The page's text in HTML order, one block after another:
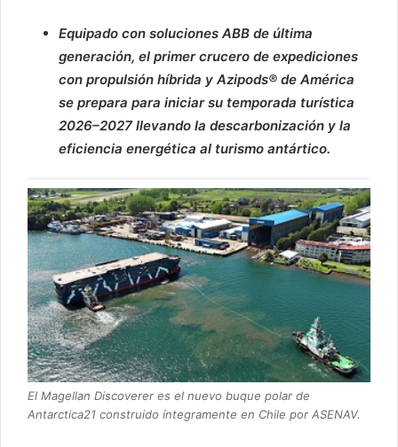
Equipado con soluciones ABB de última
generación, el primer crucero de expediciones
con propulsión híbrida y Azipods® de América
se prepara para iniciar su temporada turística
2026–2027 llevando la descarbonización y la
eficiencia energética al turismo antártico.
El Magellan Discoverer es el nuevo buque polar de
Antarctica21 construido íntegramente en Chile por ASENAV.